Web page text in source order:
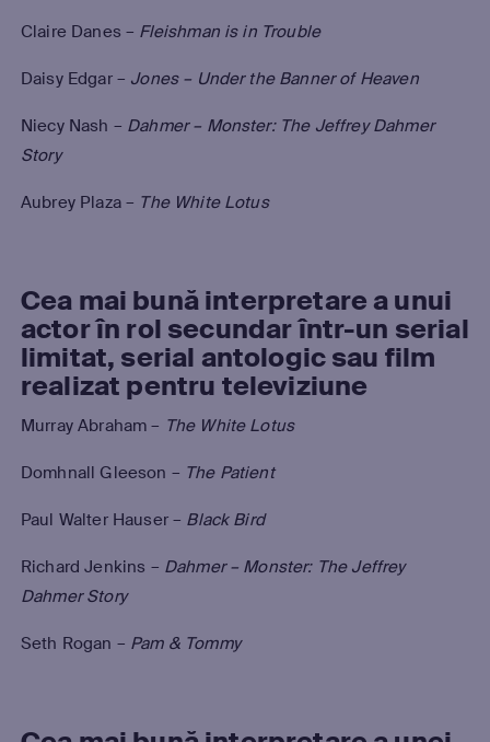
Claire Danes – Fleishman is in Trouble
Daisy Edgar – Jones – Under the Banner of Heaven
Niecy Nash – Dahmer – Monster: The Jeffrey Dahmer
Story
Aubrey Plaza – The White Lotus
Cea mai bună interpretare a unui
actor în rol secundar într-un serial
limitat, serial antologic sau film
realizat pentru televiziune
Murray Abraham – The White Lotus
Domhnall Gleeson – The Patient
Paul Walter Hauser – Black Bird
Richard Jenkins – Dahmer – Monster: The Jeffrey
Dahmer Story
Seth Rogan – Pam & Tommy